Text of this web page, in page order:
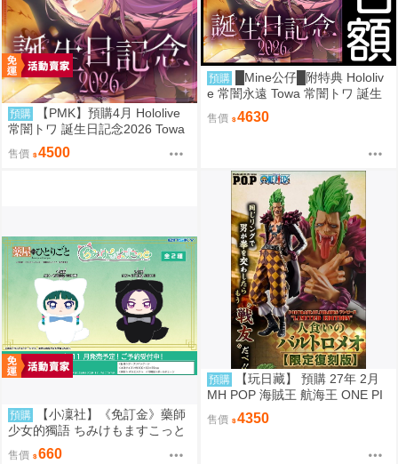
預購
【PMK】預購4月 Hololive
常闇トワ 誕生日記念2026 Towa
售價 4500
預購
█Mine公仔█附特典 Hololiv
e 常闇永遠 Towa 常闇トワ 誕生
日記念 2026 生日紀念套組 立牌
帽子
售價 4630
預購
【小凜社】《免訂金》藥師
少女的獨語 ちみけもますこっと
貓貓 壬氏 毛絨布偶玩偶娃娃吊飾
售價 660
預購
【玩日藏】 預購 27年 2月
MH POP 海賊王 航海王 ONE PI
ECE LIMITED EDITION 食人鬼
巴特洛馬 巴托洛米奧 限定復刻版
售價 4350